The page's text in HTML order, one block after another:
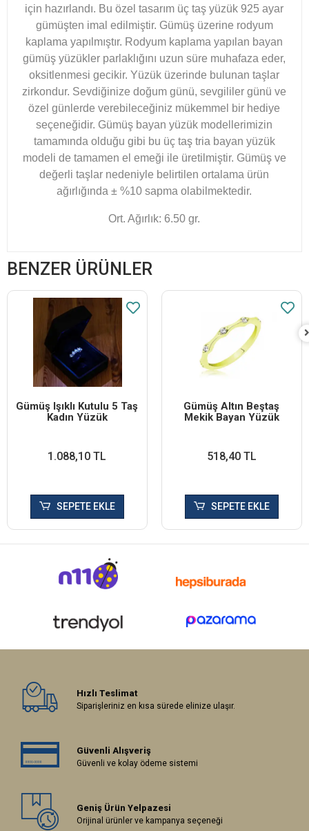
için hazırlandı. Bu özel tasarım üç taş yüzük 925 ayar
gümüşten imal edilmiştir. Gümüş üzerine rodyum
kaplama yapılmıştır. Rodyum kaplama yapılan bayan
gümüş yüzükler parlaklığını uzun süre muhafaza eder,
oksitlenmesi gecikir. Yüzük üzerinde bulunan taşlar
zirkondur. Sevdiğinize doğum günü, sevgililer günü ve
özel günlerde verebileceğiniz mükemmel bir hediye
seçeneğidir. Gümüş bayan yüzük modellerimizin
tamamında olduğu gibi bu üç taş tria bayan yüzük
modeli de tamamen el emeği ile üretilmiştir. Gümüş ve
değerli taşlar nedeniyle belirtilen ortalama ürün
ağırlığında ± %10 sapma olabilmektedir.
Ort. Ağırlık: 6.50 gr.
BENZER ÜRÜNLER
Gümüş Işıklı Kutulu 5 Taş
Kadın Yüzük
1.088,10 TL
SEPETE EKLE
Gümüş Altın Beştaş
Mekik Bayan Yüzük
518,40 TL
SEPETE EKLE
Hızlı Teslimat
Siparişleriniz en kısa sürede elinize ulaşır.
Güvenli Alışveriş
Güvenli ve kolay ödeme sistemi
Geniş Ürün Yelpazesi
Orijinal ürünler ve kampanya seçeneği